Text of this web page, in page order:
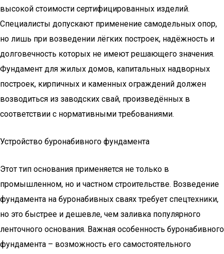
высокой стоимости сертифицированных изделий.
Специалисты допускают применение самодельных опор,
но лишь при возведении лёгких построек, надёжность и
долговечность которых не имеют решающего значения.
Фундамент для жилых домов, капитальных надворных
построек, кирпичных и каменных ограждений должен
возводиться из заводских свай, произведённых в
соответствии с нормативными требованиями.
Устройство буронабивного фундамента
Этот тип основания применяется не только в
промышленном, но и частном строительстве. Возведение
фундамента на буронабивных сваях требует спецтехники,
но это быстрее и дешевле, чем заливка популярного
ленточного основания. Важная особенность буронабивного
фундамента – возможность его самостоятельного